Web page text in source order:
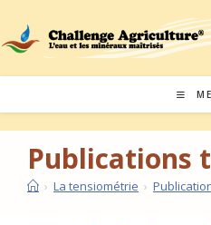
Publications
› La tensiométrie ›